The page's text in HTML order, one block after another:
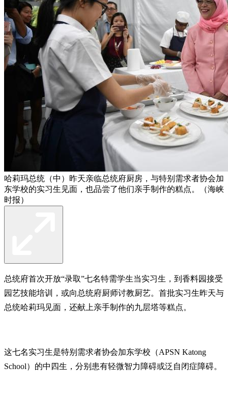
哈莉玛总统（中）昨天亲临总统府厨房，与特别需求者协会加
东学校的实习生见面，也品尝了他们亲手制作的糕点。（海峡
时报）
总统府首次开放“录取”七名特需学生当实习生，到香料园接受
园艺技能培训，或向总统府厨师讨教厨艺。首批实习生昨天与
总统哈莉玛见面，还献上亲手制作的九层塔等糕点。
这七名实习生是特别需求者协会加东学校（APSN Katong
School）的中四生，分别患有轻微智力障碍或泛自闭症障碍。